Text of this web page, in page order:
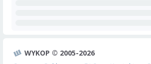
WYKOP © 2005-2026